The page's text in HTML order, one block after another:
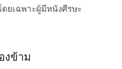
ดยเฉพาะผู้มีหนังศีรษะ
งข้าม